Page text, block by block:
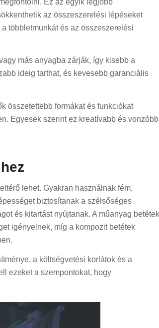
az összeszerelési lépéseket
többletmunkát és az összeszerelési
más anyagba zárják, így kisebb a
ideig tarthat, és kevesebb garanciális
összetettebb formákat és funkciókat
Egyesek szerint ez kreatívabb és vonzóbb
lehet. Gyakran használnak fém,
biztosítanak a szélsőséges
és kitartást nyújtanak. A műanyag betétek
igényelnek, míg a kompozit betétek
a költségvetési korlátok és a
ezeket a szempontokat, hogy